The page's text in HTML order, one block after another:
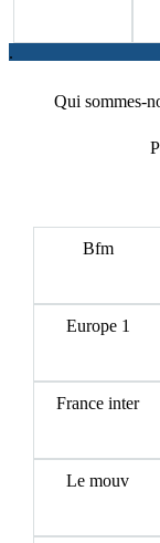
.
Qui sommes-
Bfm
Europe 1
France inter
Le mouv